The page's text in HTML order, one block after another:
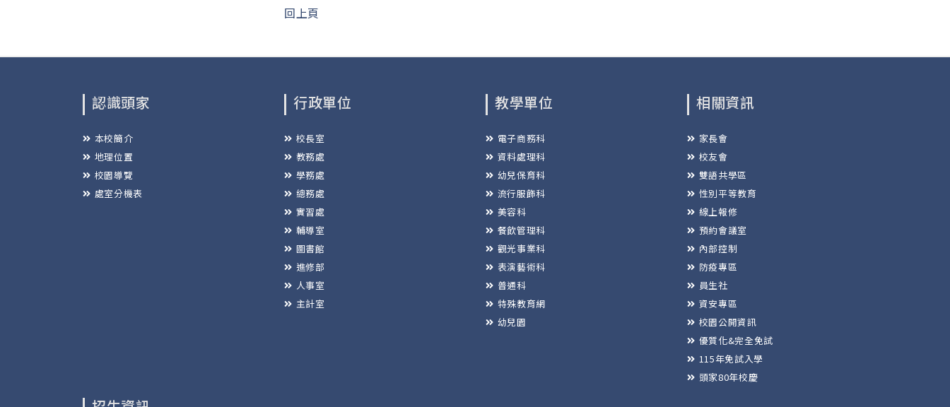
回上頁
認識頭家
本校簡介
地理位置
校園導覽
處室分機表
行政單位
校長室
教務處
學務處
總務處
實習處
輔導室
圖書館
進修部
人事室
主計室
教學單位
電子商務科
資料處理科
幼兒保育科
流行服飾科
美容科
餐飲管理科
觀光事業科
表演藝術科
普通科
特殊教育網
幼兒園
相關資訊
家長會
校友會
雙語共學區
性別平等教育
線上報修
預約會議室
內部控制
防疫專區
員生社
資安專區
校園公開資訊
優質化&完全免試
115年免試入學
頭家80年校慶